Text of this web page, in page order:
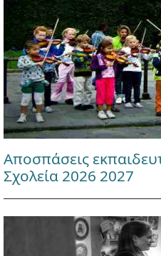
Αποσπάσεις
Σχολεία 2026 2027